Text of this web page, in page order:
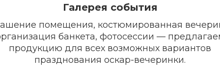
по украшению помещения благодарим нашего
Галерея события
помещения, костюмированная
банкета, фотосессии —
продукцию для всех возможных вариантов
празднования оскар-вечеринки.